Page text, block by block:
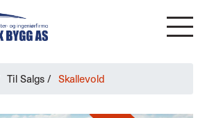
Til Salgs / Skallevold